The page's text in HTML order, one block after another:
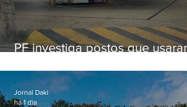
PF investiga postos que usaram
secretário morto em 2020
Jornal Daki
há 1 dia